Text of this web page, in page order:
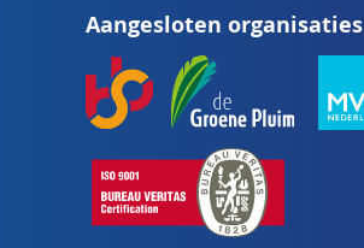
onze
nieuwsbrief
Aangesloten organisaties